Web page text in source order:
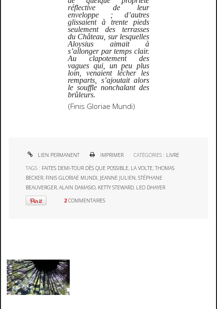
réflective de leur
enveloppe ; d’autres
glissaient à trente pieds
seulement des terrasses
du Château, sur lesquelles
Aloysius aimait à
s’allonger par temps clair.
Au clapotement des
vagues qui, un peu plus
loin, venaient lécher les
remparts, s’ajoutait alors
le souffle nonchalant des
brûleurs.
(Finis Gloriae Mundi)
LIEN PERMANENT IMPRIMER CATÉGORIES : LIVRE
TAGS : FAITES DEMI-TOUR DÈS QUE POSSIBLE, LA VOLTE,THOMAS
BECKER, FINIS GLORIAE MUNDI, JEANNE JULIEN,STÉPHANE
BEAUVERGER,ALAIN DAMASIO, KETTY STEWARD, LEO DHAYER
2 COMMENTAIRES